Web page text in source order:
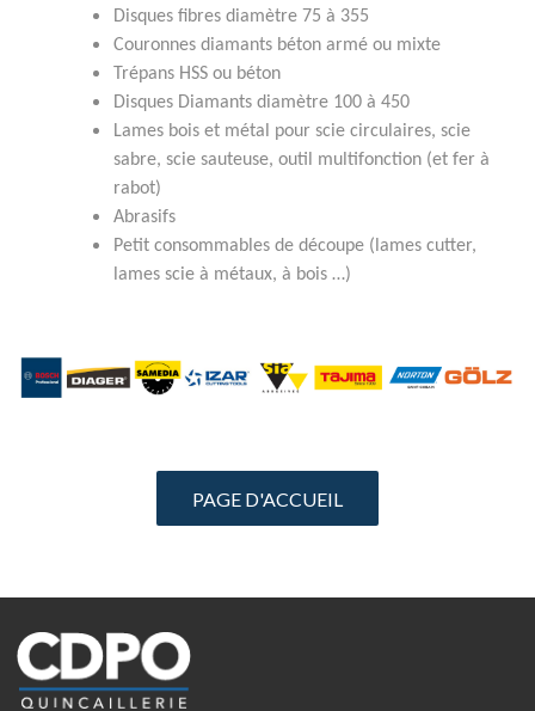
Disques fibres diamètre 75 à 355
Couronnes diamants béton armé ou mixte
Trépans HSS ou béton
Disques Diamants diamètre 100 à 450
Lames bois et métal pour scie circulaires, scie
sabre, scie sauteuse, outil multifonction (et fer à
rabot)
Abrasifs
Petit consommables de découpe (lames cutter,
lames scie à métaux, à bois …)